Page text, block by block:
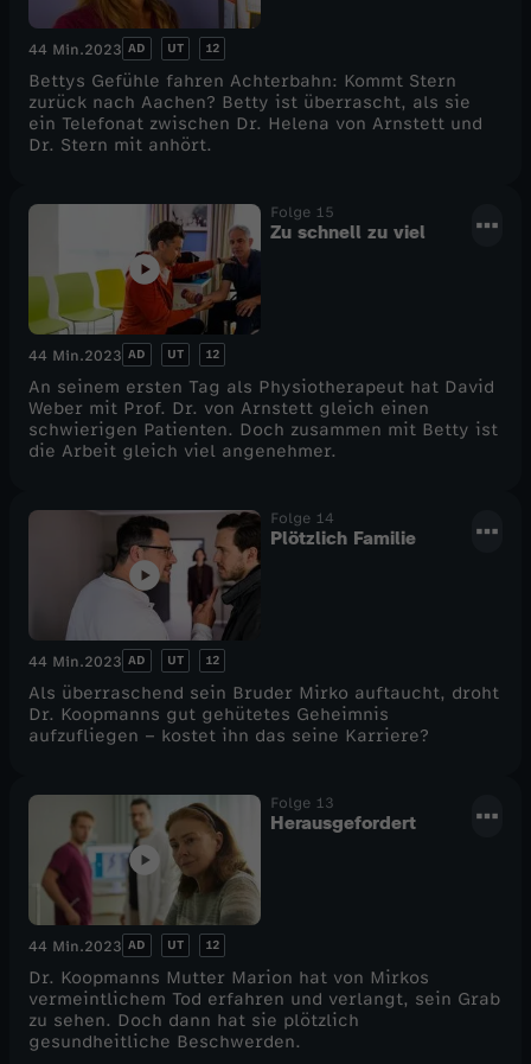
44 Min.2023 AD UT 12
Bettys Gefühle fahren Achterbahn: Kommt Stern
zurück nach Aachen? Betty ist überrascht, als sie
ein Telefonat zwischen Dr. Helena von Arnstett und
Dr. Stern mit anhört.
Folge 15
Zu schnell zu viel
44 Min.2023 AD UT 12
An seinem ersten Tag als Physiotherapeut hat David
Weber mit Prof. Dr. von Arnstett gleich einen
schwierigen Patienten. Doch zusammen mit Betty ist
die Arbeit gleich viel angenehmer.
Folge 14
Plötzlich Familie
44 Min.2023 AD UT 12
Als überraschend sein Bruder Mirko auftaucht, droht
Dr. Koopmanns gut gehütetes Geheimnis
aufzufliegen – kostet ihn das seine Karriere?
Folge 13
Herausgefordert
44 Min.2023 AD UT 12
Dr. Koopmanns Mutter Marion hat von Mirkos
vermeintlichem Tod erfahren und verlangt, sein Grab
zu sehen. Doch dann hat sie plötzlich
gesundheitliche Beschwerden.